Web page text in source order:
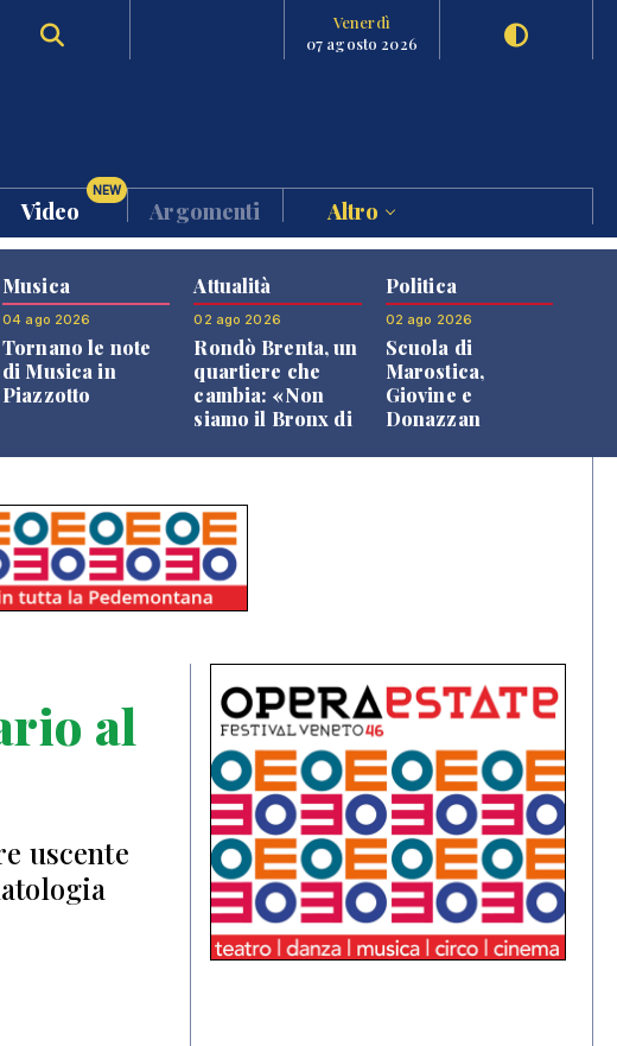
Venerdì
07 agosto 2026
Video
NEW
Argomenti Altro
Musica
04 ago 2026
Tornano le note
di Musica in
Piazzotto
Attualità
02 ago 2026
Rondò Brenta, un
quartiere che
cambia: «Non
siamo il Bronx di
Politica
02 ago 2026
Scuola di
Marostica,
Giovine e
Donazzan
al
uscente